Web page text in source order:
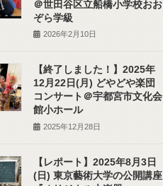
＠世田谷区立船橋小学校おお
ぞら学級
2026年2月10日
【終了しました！】2025年
12月22日(月) どやどや楽団
コンサート＠宇都宮市文化会
館小ホール
2025年12月28日
【レポート】2025年8月3日
(日) 東京藝術大学の公開講座